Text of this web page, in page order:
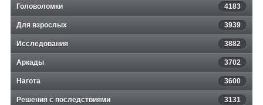
Головоломки 4183
Для взрослых 3939
Исследования 3882
Аркады 3702
Нагота 3600
Решения с последствиями 3131